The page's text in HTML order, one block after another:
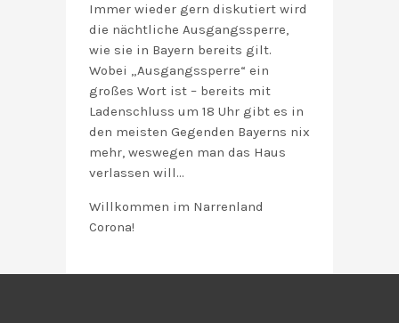
Immer wieder gern diskutiert wird
die nächtliche Ausgangssperre,
wie sie in Bayern bereits gilt.
Wobei „Ausgangssperre“ ein
großes Wort ist – bereits mit
Ladenschluss um 18 Uhr gibt es in
den meisten Gegenden Bayerns nix
mehr, weswegen man das Haus
verlassen will…
Willkommen im Narrenland
Corona!